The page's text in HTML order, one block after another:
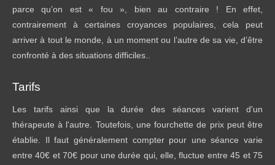
parce qu’on est « fou », bien au contraire ! En effet,
contrairement à certaines croyances populaires, cela peut
arriver à tout le monde, à un moment ou l’autre de sa vie, d’être
confronté à des situations difficiles..
Tarifs
Les tarifs ainsi que la durée des séances varient d'un
thérapeute à l'autre. Toutefois, une fourchette de prix peut être
établie. Il faut généralement compter pour une séance varie
entre 40€ et 70€ pour une durée qui, elle, fluctue entre 45 et 75